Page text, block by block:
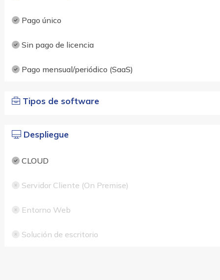
Pago único
Sin pago de licencia
Pago mensual/periódico (SaaS)
Tipos de software
Despliegue
CLOUD
Servidor Cliente (On Premise)
Entorno Web
Solución de escritorio